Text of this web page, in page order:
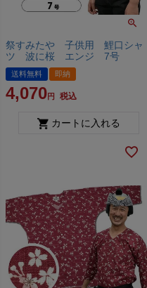
祭すみたや 子供用 鯉口シャ
ツ 波に桜 エンジ 7号
送料無料 即納
4,070 税込
カートに入れる